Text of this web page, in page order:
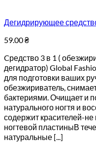
Дегидрирующее
59.00₴
Cредство 3 в 1 (
дегидратор) Global
для подготовки ваших
обезжириватель,
бактериями. Очищает и
натурального ногтя и
содержит красителей-
ногтевой пластиныВ
натуральные [...]